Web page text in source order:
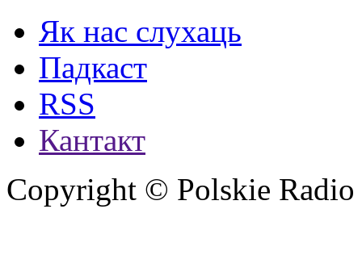
Як нас слухаць
Падкаст
RSS
Кантакт
Copyright © Polskie